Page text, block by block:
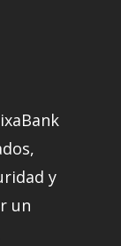
y
un